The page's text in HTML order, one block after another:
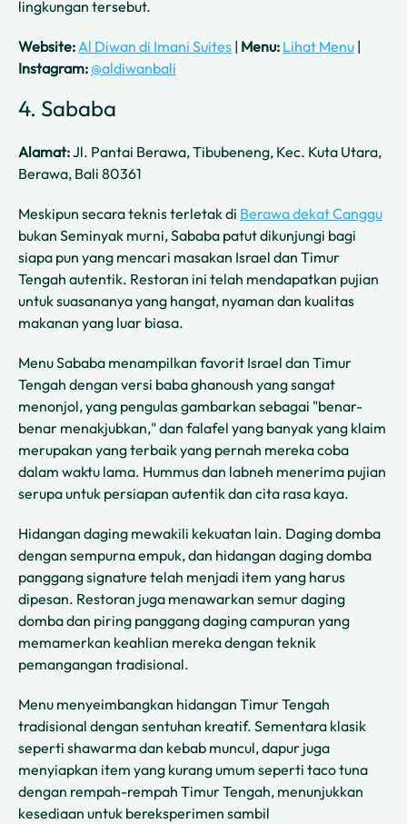
lingkungan tersebut.
Website:Al Diwan di Imani Suites | Menu: Lihat Menu |
Instagram:@aldiwanbali
4. Sababa
Alamat:Jl. Pantai Berawa, Tibubeneng, Kec. Kuta Utara,
Berawa, Bali 80361
Meskipun secara teknis terletak di Berawa dekat Canggu
bukan Seminyak murni, Sababa patut dikunjungi bagi
siapa pun yang mencari masakan Israel dan Timur
Tengah autentik. Restoran ini telah mendapatkan pujian
untuk suasananya yang hangat, nyaman dan kualitas
makanan yang luar biasa.
Menu Sababa menampilkan favorit Israel dan Timur
Tengah dengan versi baba ghanoush yang sangat
menonjol, yang pengulas gambarkan sebagai "benar-
benar menakjubkan," dan falafel yang banyak yang klaim
merupakan yang terbaik yang pernah mereka coba
dalam waktu lama. Hummus dan labneh menerima pujian
serupa untuk persiapan autentik dan cita rasa kaya.
Hidangan daging mewakili kekuatan lain. Daging domba
dengan sempurna empuk, dan hidangan daging domba
panggang signature telah menjadi item yang harus
dipesan. Restoran juga menawarkan semur daging
domba dan piring panggang daging campuran yang
memamerkan keahlian mereka dengan teknik
pemangangan tradisional.
Menu menyeimbangkan hidangan Timur Tengah
tradisional dengan sentuhan kreatif. Sementara klasik
seperti shawarma dan kebab muncul, dapur juga
menyiapkan item yang kurang umum seperti taco tuna
dengan rempah-rempah Timur Tengah, menunjukkan
kesediaan untuk bereksperimen sambil